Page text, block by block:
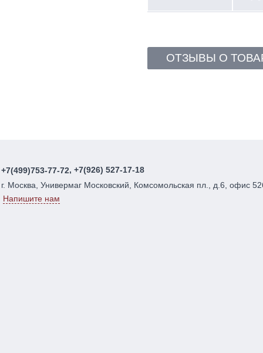
ОТЗЫВЫ О
+7(499)753-77-72, +7(926) 527-17-18
г. Москва, Универмаг Московский, Комсомольская пл., д.6, офис
Напишите нам